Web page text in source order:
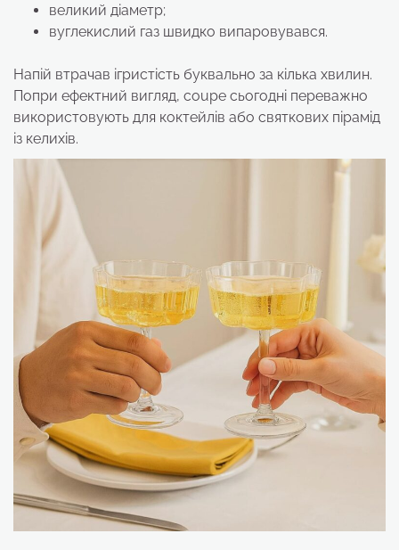
великий діаметр;
вуглекислий газ швидко випаровувався.
Напій втрачав ігристість буквально за кілька хвилин.
Попри ефектний вигляд, coupe сьогодні переважно
використовують для коктейлів або святкових пірамід
із келихів.